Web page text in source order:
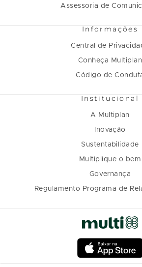
Assessoria de
Informações
Central de
Conheça Multiplan
Código de
Institucional
A Multiplan
Inovação
Sustentabilidade
Multiplique o bem
Governança
Regulamento Programa de